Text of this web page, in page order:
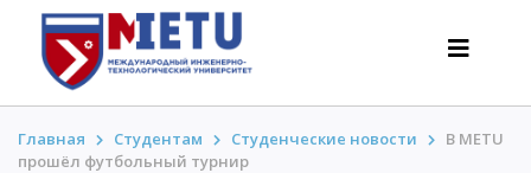
Главная Студентам Студенческие новости
В METU
прошёл футбольный турнир